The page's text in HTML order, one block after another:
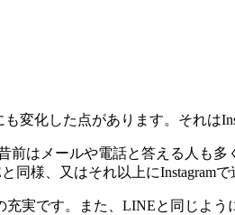
化した点があります。それは
はメールや電話と答える人も
様、又はそれ以上にInstagramで
実です。また、LINEと同じよ